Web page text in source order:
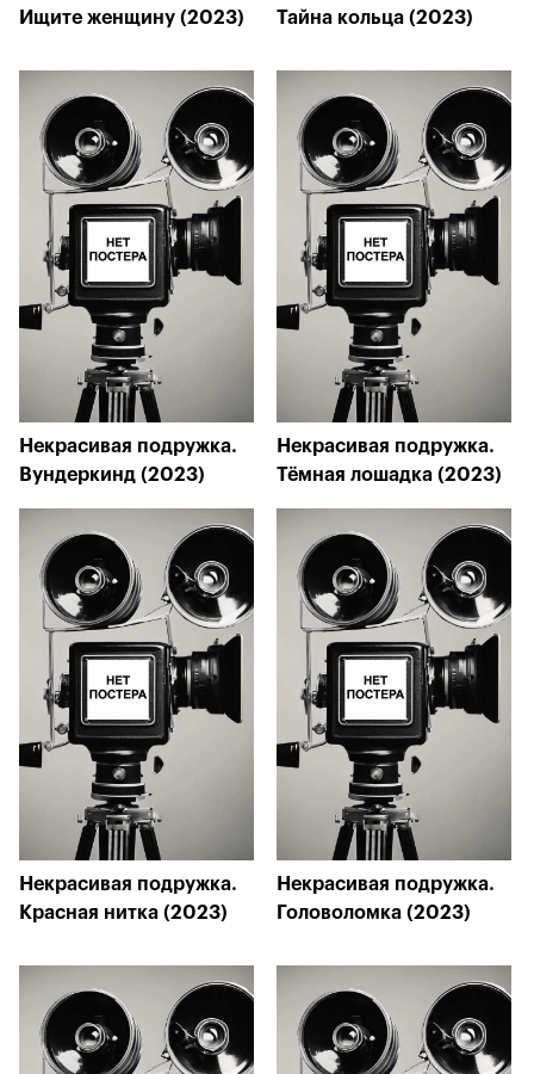
Ищите женщину (2023)
Тайна кольца (2023)
Некрасивая подружка.
Вундеркинд (2023)
Некрасивая подружка.
Тёмная лошадка (2023)
Некрасивая подружка.
Красная нитка (2023)
Некрасивая подружка.
Головоломка (2023)